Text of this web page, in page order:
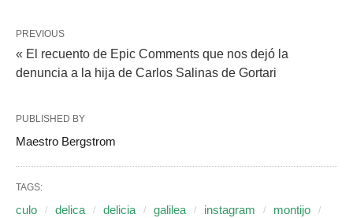
PREVIOUS
« El recuento de Epic Comments que nos dejó la
denuncia a la hija de Carlos Salinas de Gortari
PUBLISHED BY
Maestro Bergstrom
TAGS:
culo delica delicia galilea instagram
montijo